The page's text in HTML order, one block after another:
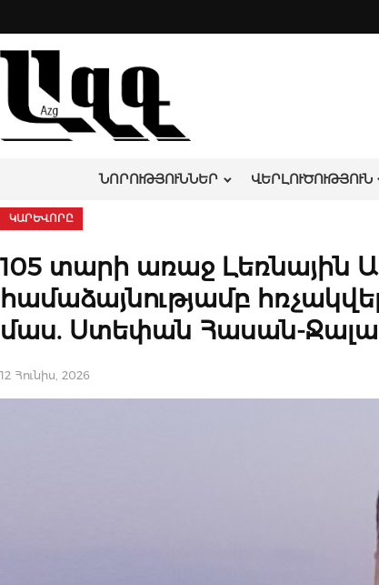
to
content
ՆՈՐՈՒԹՅՈՒՆՆԵՐ ՎԵՐԼՈՒԾՈՒԹՅՈՒՆ
ԿԱՐԵՎՈՐԸ
105 տարի առաջ Լեռնային
համաձայնությամբ
մաս. Ստեփան Հասան-
12 Հունիս, 2026